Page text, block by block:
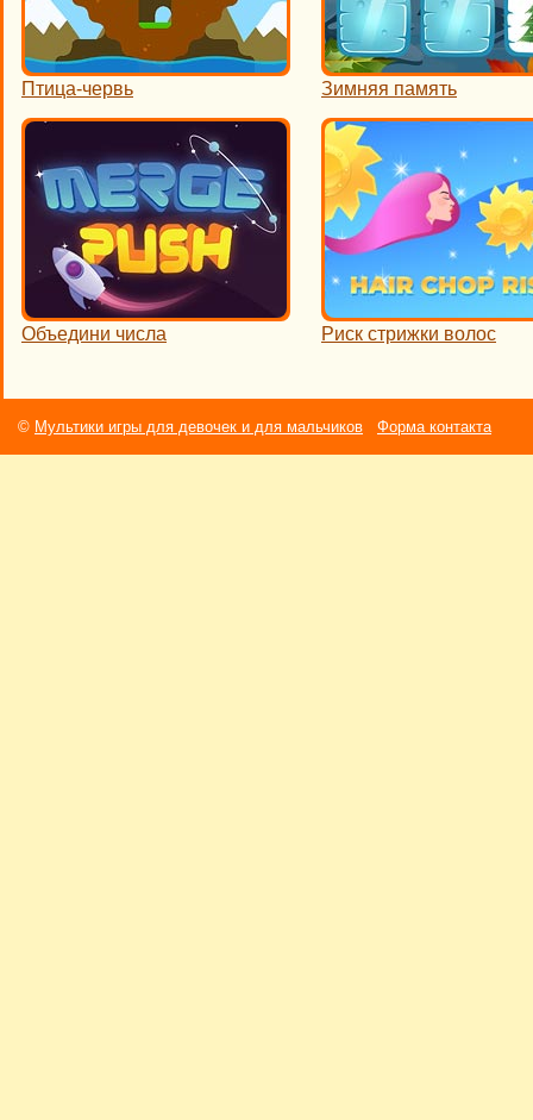
Птица-червь Зимняя память
Объедини числа Риск стрижки волос
© Мультики игры для девочек и для мальчиков Форма контакта